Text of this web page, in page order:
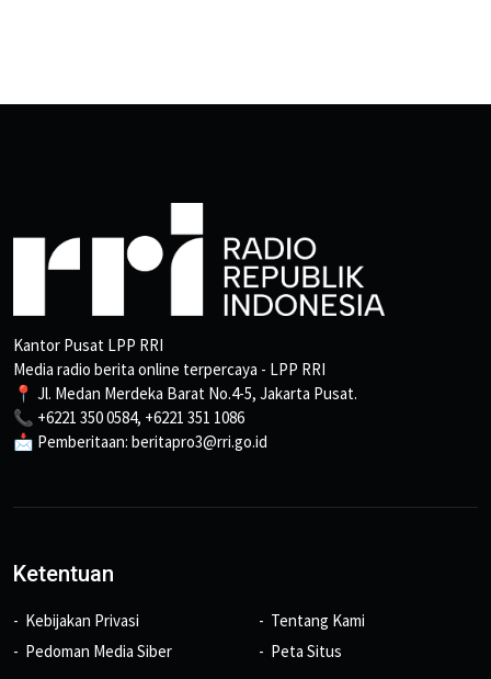
Kantor Pusat LPP RRI
Media radio berita online terpercaya - LPP RRI
📍 Jl. Medan Merdeka Barat No.4-5, Jakarta Pusat.
📞 +6221 350 0584, +6221 351 1086
📩 Pemberitaan: beritapro3@rri.go.id
Ketentuan
Kebijakan Privasi
Pedoman Media Siber
Tentang Kami
Peta Situs